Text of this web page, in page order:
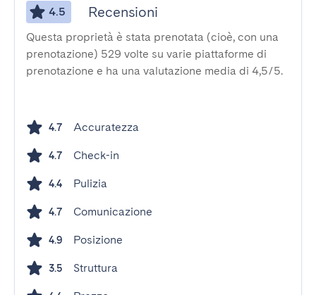
4.5 Recensioni
Questa proprietà è stata prenotata (cioè, con una
prenotazione) 529 volte su varie piattaforme di
prenotazione e ha una valutazione media di 4,5/5.
4.7 Accuratezza
4.7 Check-in
4.4 Pulizia
4.7 Comunicazione
4.9 Posizione
3.5 Struttura